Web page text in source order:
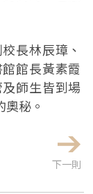
長林辰璋、
館長黃素霞
師生皆到場
秘。
下一則